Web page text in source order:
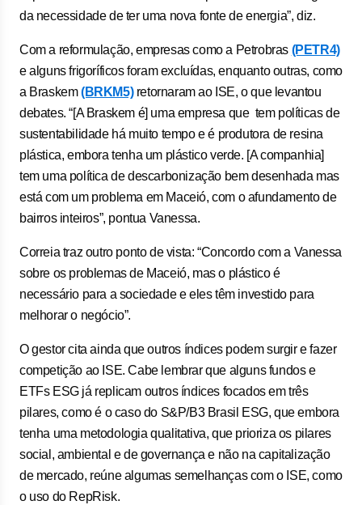
da necessidade de ter uma nova fonte de energia”, diz.
Com a reformulação, empresas como a Petrobras (PETR4)
e alguns frigoríficos foram excluídas, enquanto outras, como
a Braskem(BRKM5)retornaram ao ISE, o que levantou
debates. “[A Braskem é] uma empresa que tem políticas de
sustentabilidade há muito tempo e é produtora de resina
plástica, embora tenha um plástico verde. [A companhia]
tem uma política de descarbonização bem desenhada mas
está com um problema em Maceió, com o afundamento de
bairros inteiros”, pontua Vanessa.
Correia traz outro ponto de vista: “Concordo com a Vanessa
sobre os problemas de Maceió, mas o plástico é
necessário para a sociedade e eles têm investido para
melhorar o negócio”.
O gestor cita ainda que outros índices podem surgir e fazer
competição ao ISE. Cabe lembrar que alguns fundos e
ETFs ESG já replicam outros índices focados em três
pilares, como é o caso do S&P/B3 Brasil ESG, que embora
tenha uma metodologia qualitativa, que prioriza os pilares
social, ambiental e de governança e não na capitalização
de mercado, reúne algumas semelhanças com o ISE, como
o uso do RepRisk.